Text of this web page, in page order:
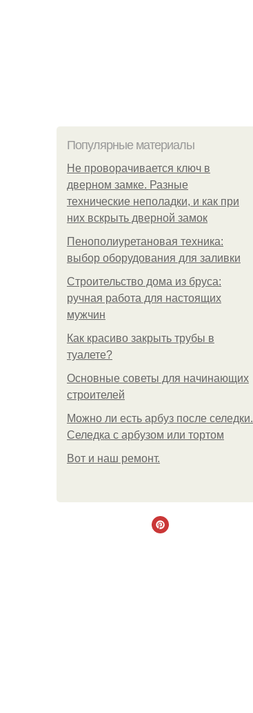
Популярные материалы
Не проворачивается ключ в
дверном замке. Разные
технические неполадки, и как при
них вскрыть дверной замок
Пенополиуретановая техника:
выбор оборудования для заливки
Строительство дома из бруса:
ручная работа для настоящих
мужчин
Как красиво закрыть трубы в
туалете?
Основные советы для начинающих
строителей
Можно ли есть арбуз после селедки.
Селедка с арбузом или тортом
Boт и наш ремoнт.